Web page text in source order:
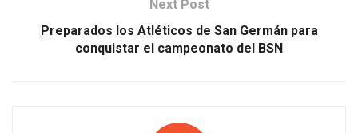
Next Post
Preparados los Atléticos de San Germán para
conquistar el campeonato del BSN